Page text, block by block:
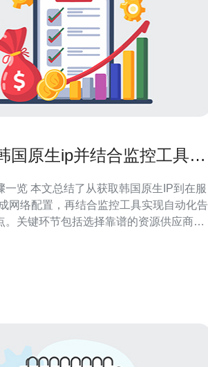
国原生ip并结合监控工具实
一览 本文总结了从获取韩国原生IP到在服
网络配置，再结合监控工具实现自动化告
。关键环节包括选择靠谱的资源供应商
署实时监控与阈值规则，以及接入告警通